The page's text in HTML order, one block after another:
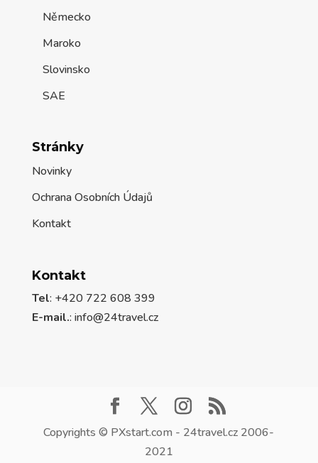
Německo
Maroko
Slovinsko
SAE
Stránky
Novinky
Ochrana Osobních Údajů
Kontakt
Kontakt
Tel: +420 722 608 399
E-mail.: info@24travel.cz
Copyrights © PXstart.com - 24travel.cz 2006-
2021